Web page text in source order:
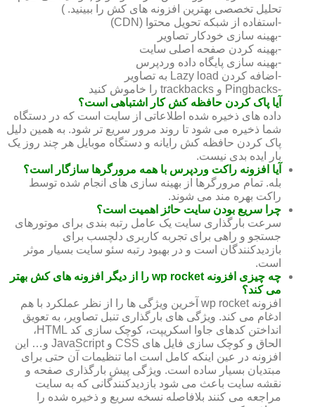
تحلیل تخصصی بهترین افزونه های کش را ببینید. )
-استفاده از شبکه تحویل محتوا (CDN)
-بهینه سازی خودکار تصاویر
-بهینه کردن صفحه اصلی سایت
-بهینه سازی پایگاه داده وردپرس
-اضافه کردن Lazy load به تصاویر
-Pingbacks و trackbacks را خاموش کنید
آیا پاک کردن حافظه کش کار اشتباهی است؟
داده های ذخیره شده اطلاعاتی از سایت است که در دستگاه
شما ذخیره می شود تا روند مرور سریع تر شود. به همین دلیل
پاک کردن حافظه کش رایانه و دستگاه موبایل هر چند روز یک
بار ایده بدی نیست.
آیا افزونه راکت وردپرس با همه مرورگرها سازگار است؟
بله. تمام مرورگرها از بهینه سازی های انجام شده توسط
راکت بهره مند می شوند.
چرا سریع بودن سایت حائز اهمیت است؟
سرعت بارگذاری سایت یک عامل رتبه بندی برای موتورهای
جستجو و راهی برای تجربه کاربری دلچسب برای
بازدیدکنندگان است و در بهبود رتبه سئو سایت بسیار موثر
است.
چه چیزی افزونه wp rocket را از دیگر افزونه های کش بهتر
می کند؟
افزونه wp rocket آخرین ویژگی ها را از نظر عملکرد با هم
ادغام می کند. ویژگی های بارگذاری تنبل تصاویر، به تعویق
انداختن کدهای جاوا اسکریپت، کوچک سازی کد HTML،
الحاق و کوچک سازی فایل های CSS و JavaScript و… این
افزونه در عین اینکه کامل است اما تنظیمات آن حتی برای
مبتدیان بسیار ساده است. ویژگی پیش بارگذاری صفحه و
نقشه سایت باعث می شود بازدیدکنندگانی که به سایت
مراجعه می کنند بلافاصله نسخه سریع و ذخیره شده را